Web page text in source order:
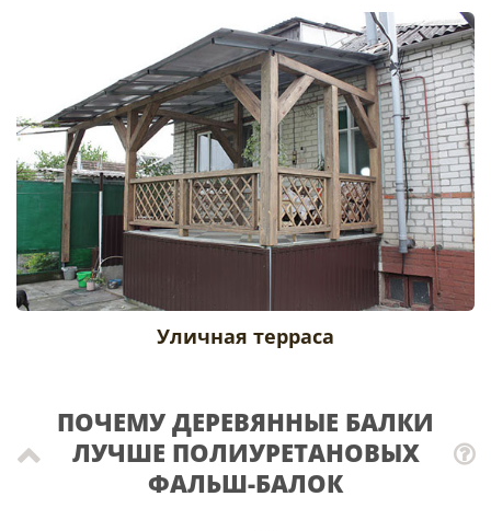
Уличная терраса
ПОЧЕМУ ДЕРЕВЯННЫЕ БАЛКИ
ЛУЧШЕ ПОЛИУРЕТАНОВЫХ
ФАЛЬШ-БАЛОК